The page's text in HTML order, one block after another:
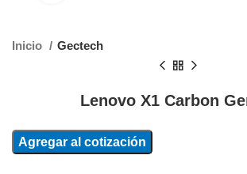
Inicio Gectech
Lenovo X1 Carbon
Agregar al cotización